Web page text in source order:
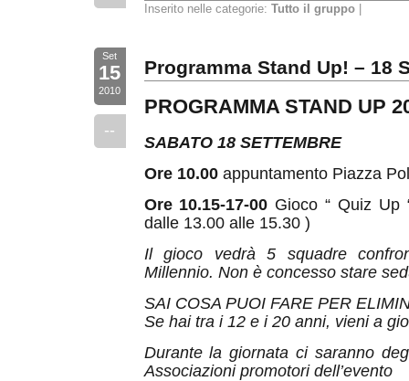
Inserito nelle categorie: Tutto il gruppo|
Set
15
2010
--
Programma Stand Up! – 18
PROGRAMMA STAND UP
SABATO 18 SETTEMBRE
Ore 10.00appuntamento Piazza
Ore 10.15-17-00 Gioco “ Quiz
dalle 13.00 alle 15.30 )
Il gioco vedrà 5 squadre
Millennio. Non è concesso stare
SAI COSA PUOI FARE PER
Se hai tra i 12 e i 20 anni, vieni a
Durante la giornata ci saranno
Associazioni promotori dell’evento